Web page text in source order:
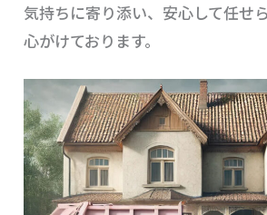
気持ちに寄り添い、安心して任せ
心がけております。